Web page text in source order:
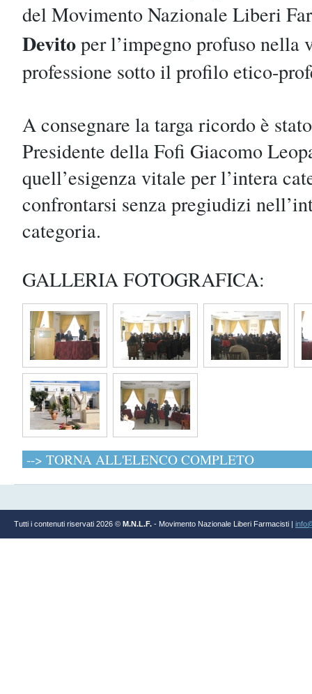
del Movimento Nazionale Liberi
Devitoper l’impegno profuso nella
professione sotto il profilo etico-
A consegnare la targa ricordo è
Presidente della Fofi Giacomo
quell’esigenza vitale per l’intera
confrontarsi senza pregiudizi
categoria.
GALLERIA FOTOGRAFICA:
--> TORNA ALL'ELENCO COMPLETO
Tutti i contenuti riservati 2026 © M.N.L.F. - Movimento Nazionale Liberi Farmacisti |